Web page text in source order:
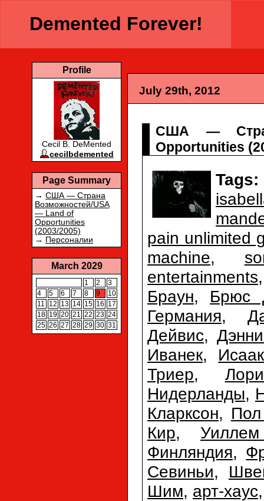
Demented Forever!
Profile
Cecil B. DeMented
cecilbdemented
Page Summary
→ США — Страна
Возможностей/USA
— Land of
Opportunities
(2003/2005)
→ Персоналии
March 2029
1 2
3
4
5 6 7 8 9
10
11
12 13 14 15 16
17
18 19 20 21 22 23 24
25 26 27 28 29 30 31
July 29th, 2012
США —
Opportunities
Tags:
pain unlimited
machine,
entertainments
Браун, Брюс
Германия,
Дейвис,
Иванек,
Триер,
Нидерланды,
Кларксон,
Кир,
Финляндия,
Севиньи,
Шим, арт-хаус